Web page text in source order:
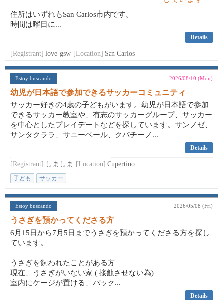
住所はいずれもSan Carlos市内です。
時間は曜日に...
Details
[Registrant] love-gsw [Location] San Carlos
Estoy buscando 2026/08/10 (Mon)
幼児が日本語で参加できるサッカーコミュニティ
サッカー好きの4歳の子どもがいます。幼児が日本語で参加
できるサッカー教室や、有志のサッカーグループ、サッカー
を中心としたプレイデートなどを探しています。サンノゼ、
サンタクララ、サニーベール、クパチーノ...
Details
[Registrant] しましま [Location] Cupertino
子ども サッカー
Estoy buscando 2026/05/08 (Fri)
うさぎを預かってくださる方
6月15日から7月5日までうさぎを預かってくださる方を探し
ています。
うさぎを飼われたことがある方
現在、うさぎがいない家 ( 接触させない為)
室内にケージが置ける、バック...
Details